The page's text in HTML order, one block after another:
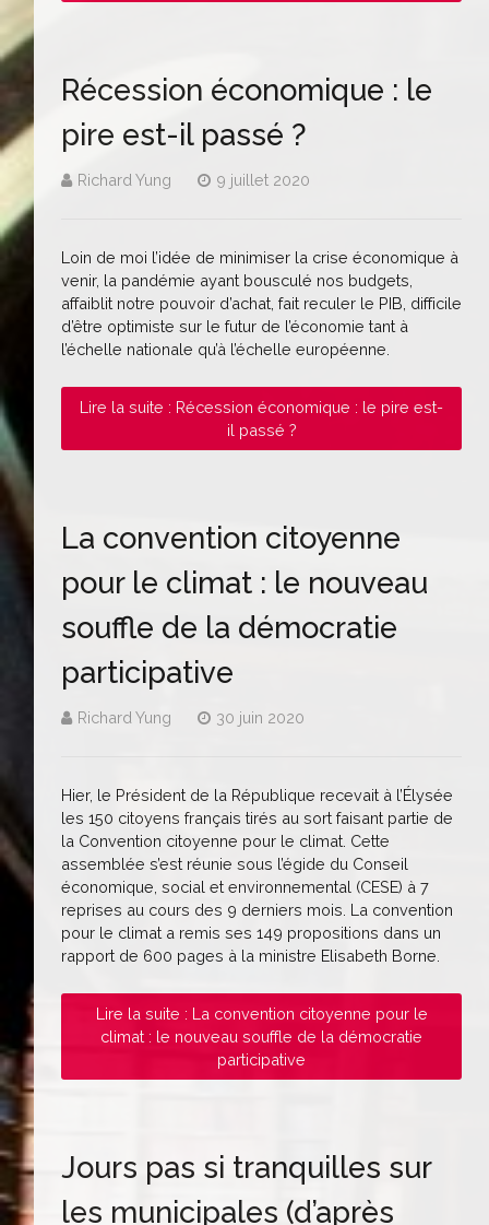
Récession économique : le
pire est-il passé ?
Richard Yung 9 juillet 2020
Loin de moi l’idée de minimiser la crise économique à
venir, la pandémie ayant bousculé nos budgets,
affaiblit notre pouvoir d’achat, fait reculer le PIB, difficile
d’être optimiste sur le futur de l’économie tant à
l’échelle nationale qu’à l’échelle européenne.
Lire la suite : Récession économique : le pire est-
il passé ?
La convention citoyenne
pour le climat : le nouveau
souffle de la démocratie
participative
Richard Yung 30 juin 2020
Hier, le Président de la République recevait à l’Élysée
les 150 citoyens français tirés au sort faisant partie de
la Convention citoyenne pour le climat. Cette
assemblée s’est réunie sous l’égide du Conseil
économique, social et environnemental (CESE) à 7
reprises au cours des 9 derniers mois. La convention
pour le climat a remis ses 149 propositions dans un
rapport de 600 pages à la ministre Elisabeth Borne.
Lire la suite : La convention citoyenne pour le
climat : le nouveau souffle de la démocratie
participative
Jours pas si tranquilles sur
les municipales (d’après